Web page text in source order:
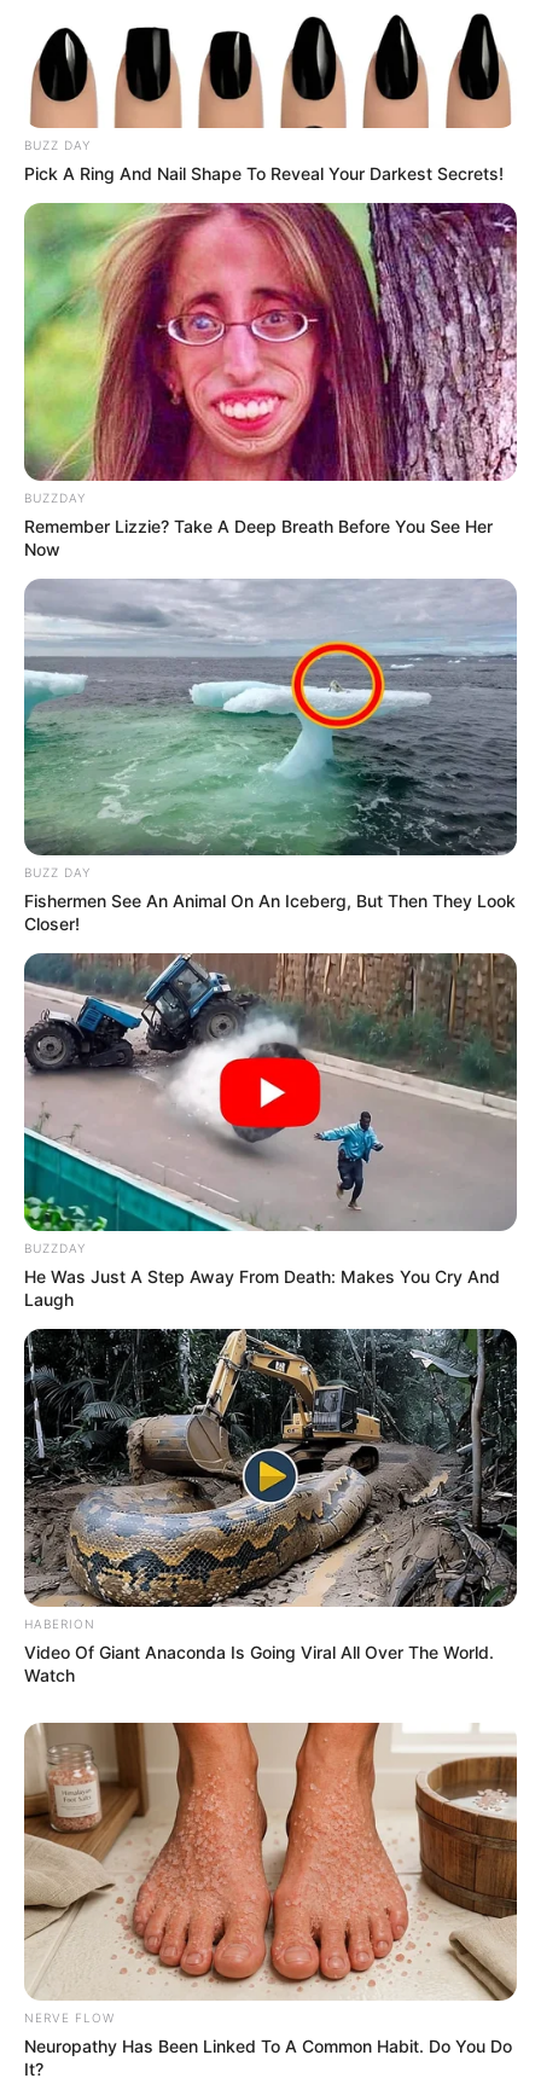
ΣΠΑΜΕ ΤΟ ΜΑΤΡΙΞ – ΤΟ ΒΙΒΛΙΟ
ΔΗΜΟΦΙΛΗ ΑΡΘΡΑ
Η Ρωσία κινητοποίησε το πυρηνικό
υποβρύχιο «K-329 Belgorod» για να
δοκιμάσει την...
Δευτέρα, 3 Οκτωβρίου 2022, 12:38
Η Ρωσία κινητοποίησε το πυρηνικό...
ΕΠΙΚΟΙΝΩΝΙΑ ΑΝΩΘΕΝ. ΠΩΣ
ΓΙΝΕΤΑΙ. ΟΔΗΓΙΕΣ ΓΙΑ
ΣΥΜΒΟΥΛΕΣ ΓΙΑ
ΠΡΟΧΩΡΗΜΕΝΟΥΣ.
Από το 1867 ξέρουν ότι η
Η Moderna μηνύει τους
αντιπάλους της της Big
Pharma για τις
πατέντες εμβολίων
Η omertà της Covid
BUZZ DAY
Pick A Ring And Nail Shape To Reveal Your Darkest Secrets!
BUZZDAY
Remember Lizzie? Take A Deep Breath Before You See Her
Now
BUZZ DAY
Fishermen See An Animal On An Iceberg, But Then They Look
Closer!
BUZZDAY
He Was Just A Step Away From Death: Makes You Cry And
Laugh
HABERION
Video Of Giant Anaconda Is Going Viral All Over The World.
Watch
NERVE FLOW
Neuropathy Has Been Linked To A Common Habit. Do You Do
It?